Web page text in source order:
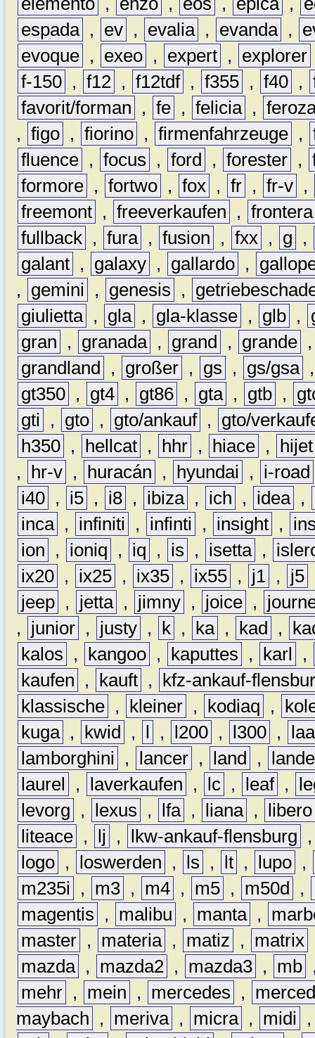
espada , ev , evalia , evanda ,
evoque , exeo , expert , explorer
f-150 , f12 , f12tdf , f355 , f40 ,
favorit/forman
, fe , felicia ,
, figo , fiorino , firmenfahrzeuge ,
fluence , focus , ford , forester ,
formore , fortwo , fox , fr , fr-v ,
freemont , freeverkaufen , frontera
fullback , fura , fusion , fxx , g
,
galant , galaxy , gallardo ,
,
gemini , genesis ,
giulietta , gla , gla-klasse , glb ,
gran
, granada , grand , grande
grandland
, großer , gs , gs/gsa
gt350 , gt4 , gt86 , gta , gtb ,
gti
, gto , gto/ankauf ,
gto/
h350 , hellcat , hhr , hiace ,
hijet
,
hr-v , huracán , hyundai ,
i-road
i40 , i5 , i8 , ibiza , ich , idea ,
inca , infiniti , infinti , insight ,
ion
, ioniq , iq , is , isetta ,
ix20 , ix25 , ix35 , ix55 , j1 , j5
jeep , jetta , jimny , joice ,
,
junior , justy , k , ka , kad ,
kalos
, kangoo , kaputtes , karl
,
kaufen
, kauft ,
kfz-ankauf-
klassische , kleiner , kodiaq ,
kuga , kwid , l , l200 , l300 ,
lamborghini
, lancer , land ,
laurel
, laverkaufen , lc , leaf ,
levorg
, lexus , lfa , liana ,
libero
liteace , lj , lkw-ankauf-flensburg
logo , loswerden , ls , lt , lupo ,
m235i
, m3 , m4 , m5 , m50d ,
magentis
, malibu , manta ,
master , materia , matiz , matrix
mazda , mazda2 , mazda3 , mb
mehr , mein , mercedes ,
maybach
, meriva , micra , midi